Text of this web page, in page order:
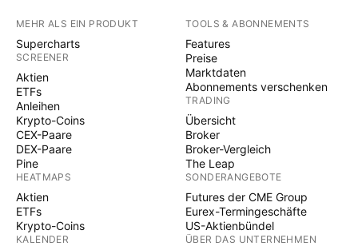
MEHR ALS EIN PRODUKT
Supercharts
SCREENER
Aktien
ETFs
Anleihen
Krypto-Coins
CEX-Paare
DEX-Paare
Pine
HEATMAPS
Aktien
ETFs
Krypto-Coins
KALENDER
TOOLS & ABONNEMENTS
Features
Preise
Marktdaten
Abonnements verschenken
TRADING
Übersicht
Broker
Broker-Vergleich
The Leap
SONDERANGEBOTE
Futures der CME Group
Eurex-Termingeschäfte
US-Aktienbündel
ÜBER DAS UNTERNEHMEN